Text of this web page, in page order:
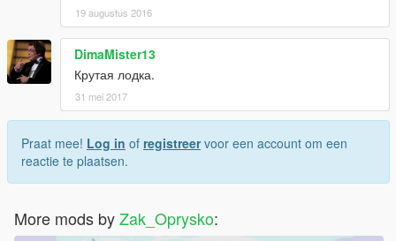
19 augustus 2016
DimaMister13
Крутая лодка.
31 mei 2017
Praat mee! Log in of registreervoor een account om een
reactie te plaatsen.
More mods byZak_Oprysko: